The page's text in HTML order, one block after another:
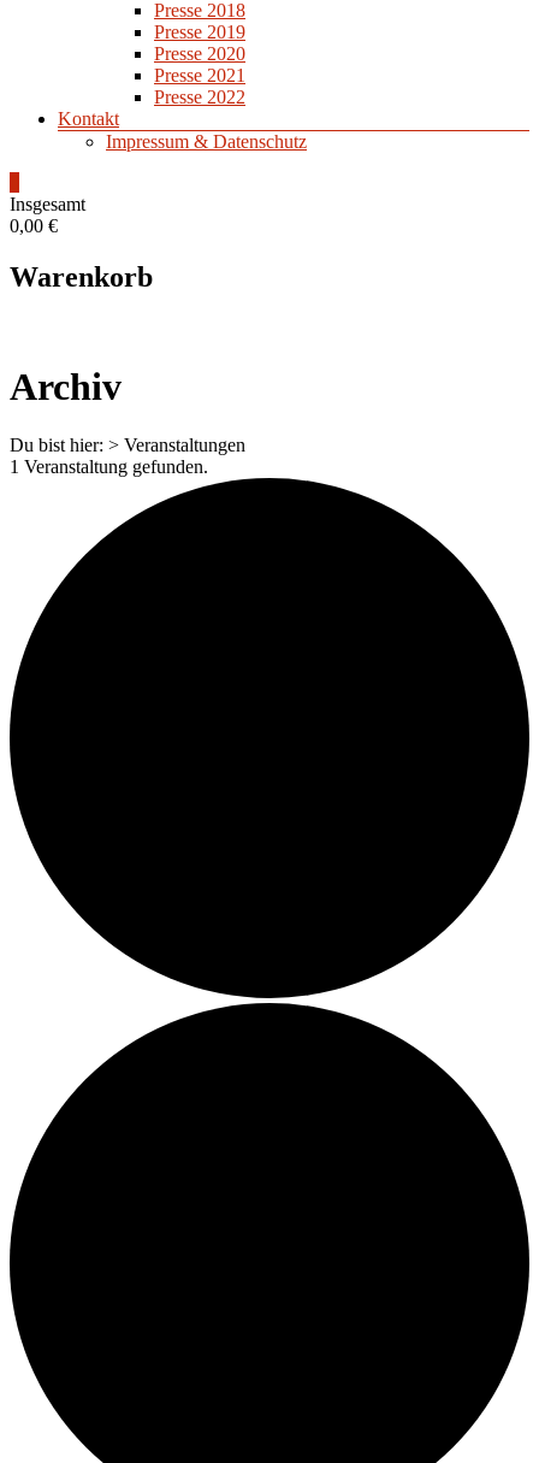
Presse 2018
Presse 2019
Presse 2020
Presse 2021
Presse 2022
Kontakt
Impressum & Datenschutz
Insgesamt
0,00 €
Warenkorb
Archiv
Du bist hier: > Veranstaltungen
1 Veranstaltung gefunden.